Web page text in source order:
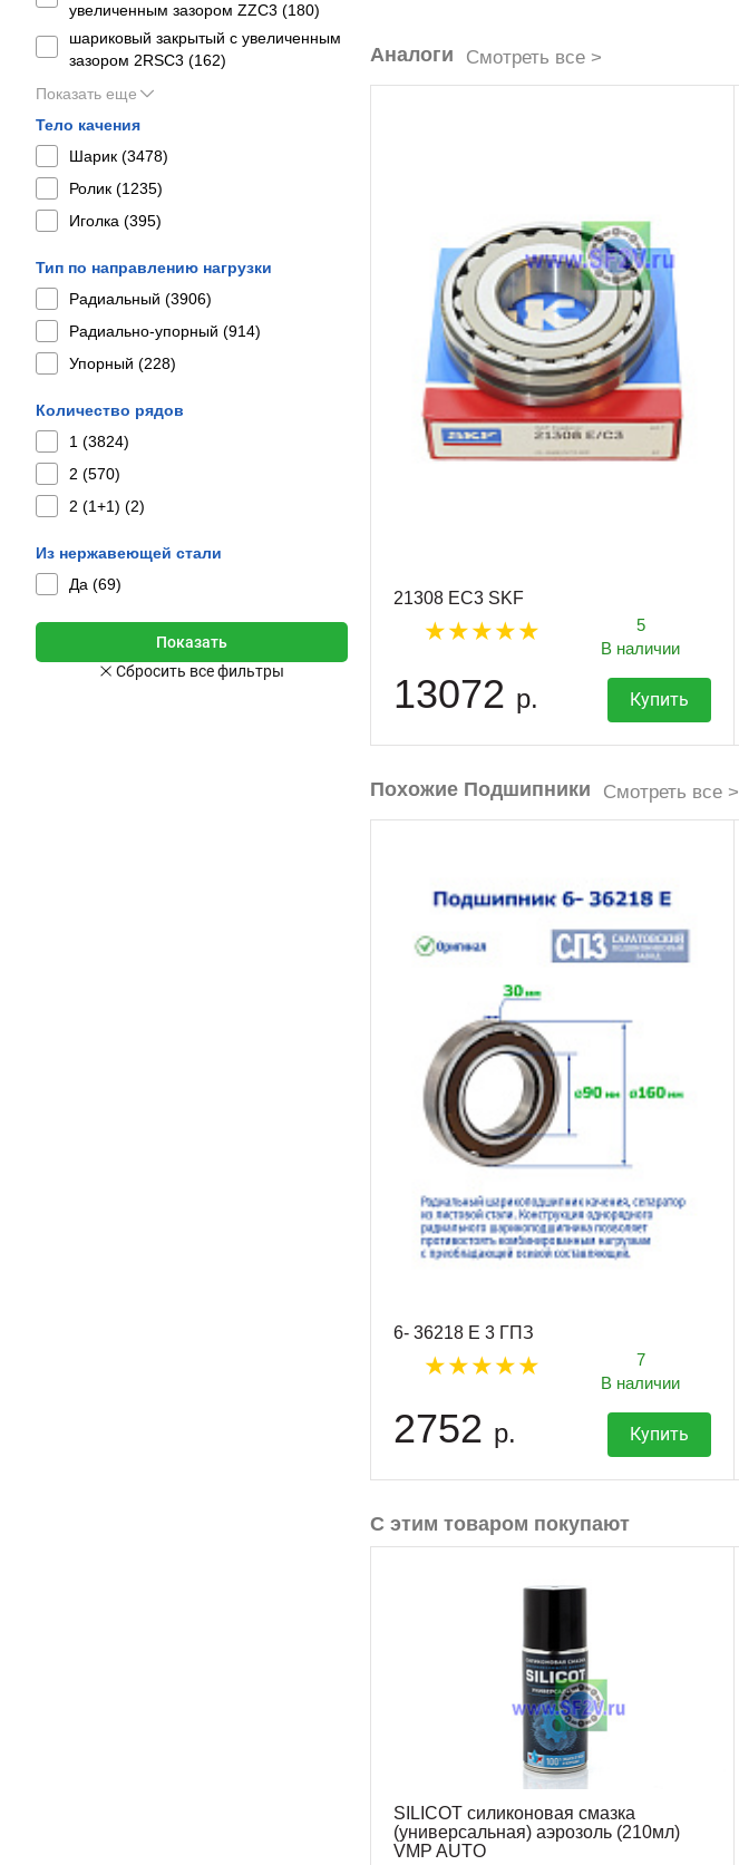
увеличенным зазором ZZC3 (180)
шариковый закрытый с увеличенным
зазором 2RSС3 (162)
Показать еще
Тело качения
Шарик (3478)
Ролик (1235)
Иголка (395)
Тип по направлению нагрузки
Радиальный (3906)
Радиально-упорный (914)
Упорный (228)
Количество рядов
1 (3824)
2 (570)
2 (1+1) (2)
Из нержавеющей стали
Да (69)
Аналоги Смотреть все >
21308 EC3 SKF
5
В наличии
13072 р. Купить
Похожие Подшипники Смотреть все >
6- 36218 Е 3 ГПЗ
7
В наличии
2752 р. Купить
С этим товаром покупают
SILICOT силиконовая смазка
(универсальная) аэрозоль (210мл)
VMP AUTO